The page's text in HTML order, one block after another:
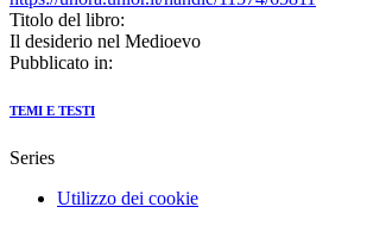
Titolo del libro:
Il desiderio nel Medioevo
Pubblicato in:
TEMI E TESTI
Series
Utilizzo dei cookie